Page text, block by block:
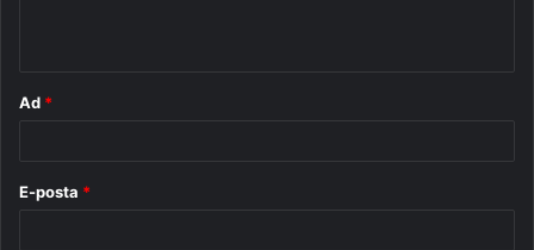
Ad *
E-posta *